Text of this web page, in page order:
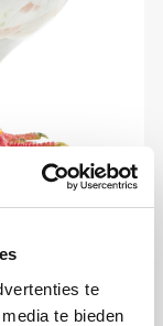
te
te bieden